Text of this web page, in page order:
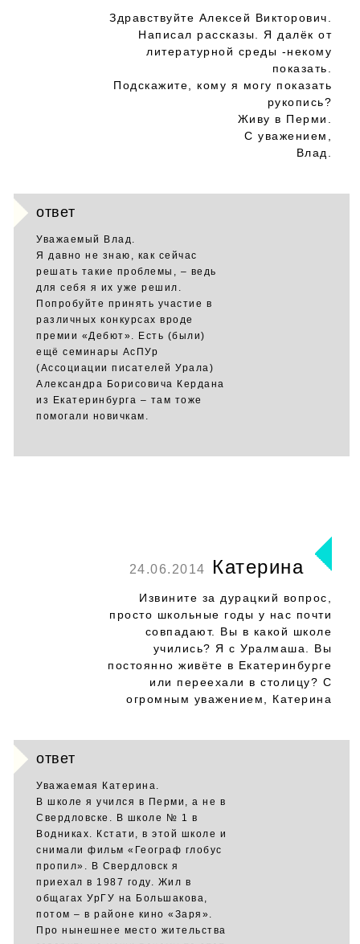
Здравствуйте Алексей Викторович.
Написал рассказы. Я далёк от
литературной среды -некому
показать.
Подскажите, кому я могу показать
рукопись?
Живу в Перми.
С уважением,
Влад.
ответ
Уважаемый Влад.
Я давно не знаю, как сейчас
решать такие проблемы, – ведь
для себя я их уже решил.
Попробуйте принять участие в
различных конкурсах вроде
премии «Дебют». Есть (были)
ещё семинары АсПУр
(Ассоциации писателей Урала)
Александра Борисовича Кердана
из Екатеринбурга – там тоже
помогали новичкам.
24.06.2014 Катерина
Извините за дурацкий вопрос,
просто школьные годы у нас почти
совпадают. Вы в какой школе
учились? Я с Уралмаша. Вы
постоянно живёте в Екатеринбурге
или переехали в столицу? С
огромным уважением, Катерина
ответ
Уважаемая Катерина.
В школе я учился в Перми, а не в
Свердловске. В школе № 1 в
Водниках. Кстати, в этой школе и
снимали фильм «Географ глобус
пропил». В Свердловск я
приехал в 1987 году. Жил в
общагах УрГУ на Большакова,
потом – в районе кино «Заря».
Про нынешнее место жительства